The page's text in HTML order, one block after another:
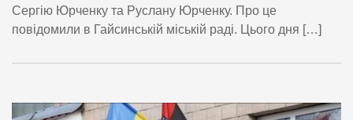
Сергію Юрченку та Руслану Юрченку. Про це
повідомили в Гайсинській міській раді. Цього дня […]